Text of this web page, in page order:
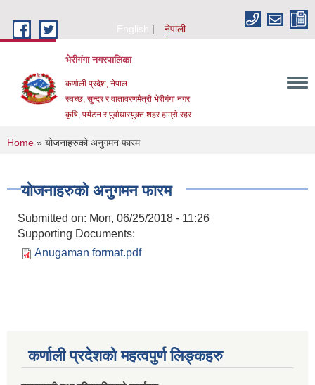
English
नेपाली
भेरीगंगा नगरपालिका
कर्णाली प्रदेश, नेपाल
स्वच्छ, सुन्दर र वातावरणमैत्री भेरीगंगा नगर
कृषि, पर्यटन र पुर्वाधारयुक्त शहर हाम्रो रहर
You are here
Home » योजनाहरुको अनुगमन फारम
योजनाहरुको अनुगमन फारम
Submitted on: Mon, 06/25/2018 - 11:26
Supporting Documents:
Anugaman format.pdf
कर्णाली प्रदेशको महत्वपुर्ण लिङ्कहरु